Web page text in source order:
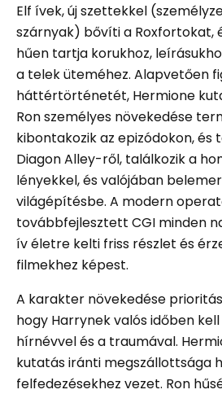
Elf ívek, új szettekkel
szárnyak) bővíti a Roxfortokat,
hűen tartja korukhoz,
a telek üteméhez. Alapvetően
háttértörténetét, Hermione
Ron személyes növekedése
kibontakozik az epizódokon,
Diagon Alley-ről, találkozik a
lényekkel, és valójában
világépítésbe. A modern
továbbfejlesztett CGI minden
ív életre kelti friss részlet és
filmekhez képest.
A karakter növekedése
hogy Harrynek valós időben
hírnévvel és a traumával.
kutatás iránti megszállottsága
felfedezésekhez vezet. Ron